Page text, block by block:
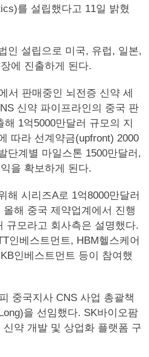
를 설립했다고 11일 밝혔
인 설립으로 미국, 유럽, 일본,
에 진출하게 된다.
서 판매중인 뇌전증 신약 세
신약 파이프라인의 중국 판
1억5000만달러 규모의 지
따라 선계약금(upfront) 2000
단계별 마일스톤 1500만달러,
을 확보하게 된다.
해 시리즈A로 1억8000만달러
해 중국 제약업계에서 진행
규모라고 회사측은 설명했다.
인베스트먼트, HBM헬스케어
인베스트먼트 등이 참여했
중국지사 CNS 사업 총괄책
을 선임했다. SK바이오팜
약 개발 및 상업화 플랫폼 구